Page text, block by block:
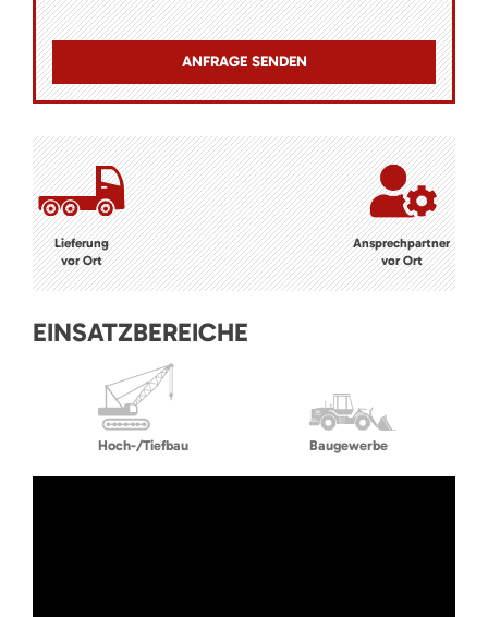
Lieferung
vor Ort
Ansprechpartner
vor Ort
EINSATZBEREICHE
Hoch-/Tiefbau Baugewerbe